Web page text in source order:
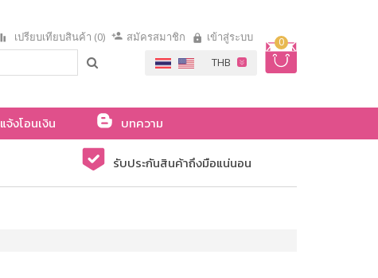
0
เปรียบเทียบสินค้า (0) สมัครสมาชิก เข้าสู่ระบบ
แจ้งโอนเงิน
บทความ
รับประกันสินค้าถึงมือแน่นอน